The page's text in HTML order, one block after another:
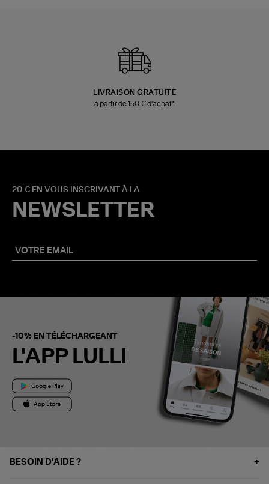
LIVRAISON GRATUITE
à partir de 150 € d'achat*
20 € EN VOUS INSCRIVANT À LA
NEWSLETTER
-10% EN TÉLÉCHARGEANT
L'APP LULLI
BESOIN D'AIDE ?